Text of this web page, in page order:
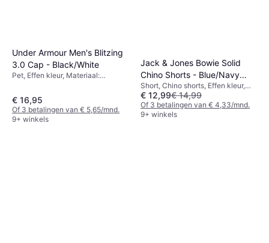
Under Armour Men's Blitzing
3.0 Cap - Black/White
Pet, Effen kleur, Materiaal:
€ 16,95
Of 3 betalingen van € 5,65/mnd.
9+ winkels
Jack & Jones Bowie Solid
Chino Shorts - Blue/Navy
Blazer
Short, Chino shorts, Effen kleur,
Materiaal:
Elastaan/Lycra/Spandex, Katoen,
Rekbaar
€ 12,99€ 14,99
Of 3 betalingen van € 4,33/mnd.
9+ winkels